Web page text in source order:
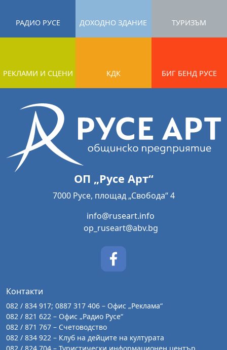
РАДИО РУСЕ ДОХОДНО ЗДАНИЕ ТУРИЗЪМ
РЕКЛАМИ И СЦЕНИ КДК БИГ БЕНД РУСЕ
ОП „Русе Арт“
7000 Русе, площад „Свобода“ 4
info@ruseart.info
op_ruseart@abv.bg
Контакти
082 / 834 917; 0887 317 406 – Офис „Реклама“
082 / 821 622 – Офис „Радио Русе“
082 / 871 767 – Счетоводство
082 / 834 922 – Клуб на дейците на културата